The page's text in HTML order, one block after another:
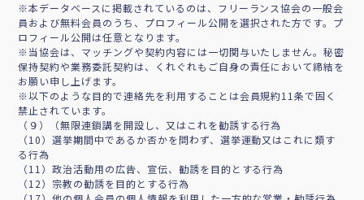
※本データベースに掲載されているのは、フリーランス協会の一般会
員および無料会員のうち、プロフィール公開を選択された方です。プ
ロフィール公開は任意となります。
※当協会は、マッチングや契約内容には一切関与いたしません。秘密
保持契約や業務委託契約は、くれぐれもご自身の責任において締結を
お願い申し上げます。
※以下のような目的で連絡先を利用することは会員規約11条で固く
禁止されています。
（９）（無限連鎖講を開設し、又はこれを勧誘する行為
（10）選挙期間中であるか否かを問わず、選挙運動又はこれに類す
る行為
（11）政治活動用の広告、宣伝、勧誘を目的とする行為
（12）宗教の勧誘を目的とする行為